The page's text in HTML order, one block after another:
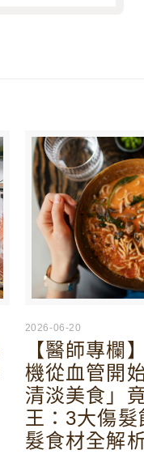
2026-06-20
【醫師專欄
機從血管開
清淡美食」
王：3大傷
髮食材全解